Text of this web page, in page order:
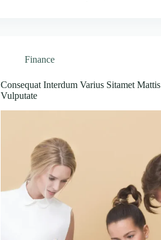
Finance
Consequat Interdum Varius Sitamet Mattis
Vulputate